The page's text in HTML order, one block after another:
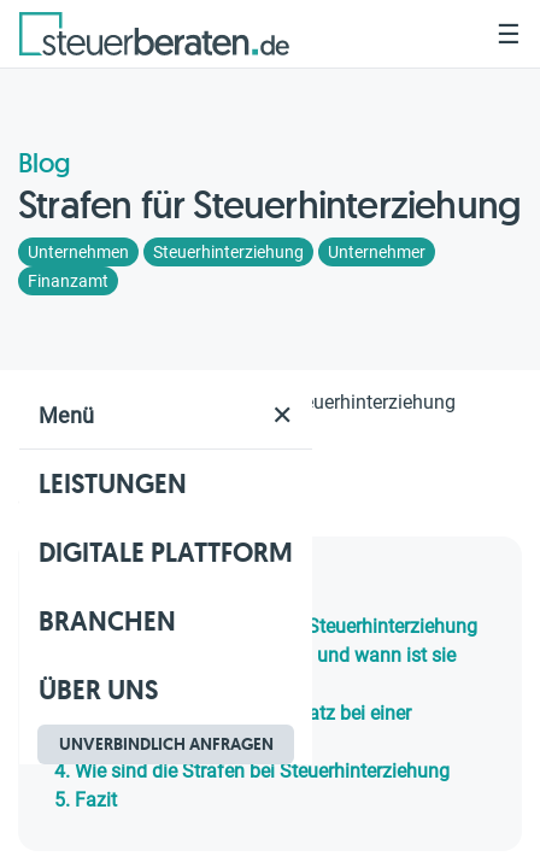
Menü ✕
LEISTUNGEN
DIGITALE PLATTFORM
BRANCHEN
ÜBER UNS
UNVERBINDLICH ANFRAGEN
☰
Blog
Strafen für Steuerhinterziehung
Unternehmen Steuerhinterziehung
Unternehmer
Finanzamt
Home Strafen für Steuerhinterziehung
1. Definition und Ausmaß der Steuerhinterziehung
Was ist Steuerhinterziehung und wann ist sie
strafbar
Welche Rolle spielt der Vorsatz bei einer
Steuerhinterziehung
4. Wie sind die Strafen bei Steuerhinterziehung
5. Fazit